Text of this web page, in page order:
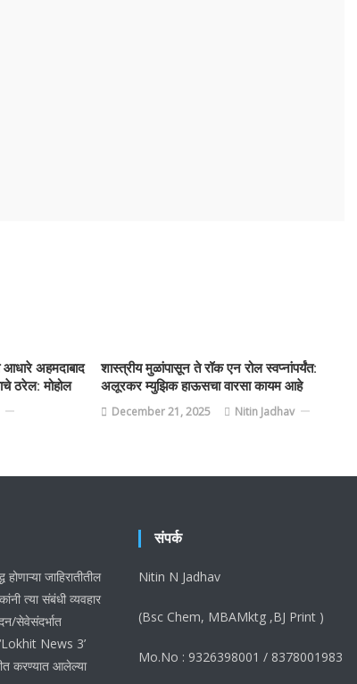
आधारे अहमदाबाद
ठरेल: मोहोल
शास्त्रीय मुळांपासून ते रॉक एन रोल स्वप्नांपर्यंत:
अलूरकर म्युझिक हाऊसचा वारसा कायम आहे
December 21, 2025 Nitin Jadhav
जाहिरातीतील
त्या संबंधी व्यवहार
सेवेसंदर्भात
‘Lokhit News 3’
करण्यात आलेल्या
संपर्क
Nitin N Jadhav
(Bsc Chem, MBAMktg ,BJ Print )
Mo.No : 9326398001 / 8378001983